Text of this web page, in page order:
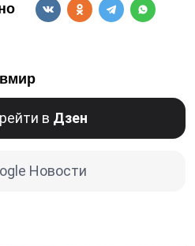
в Дзен
Новости